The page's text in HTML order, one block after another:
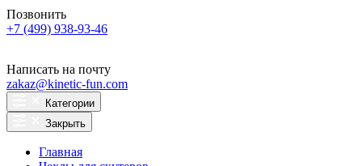
Позвонить
+7 (499) 938-93-46
Написать на почту
zakaz@kinetic-fun.com
Категории
Закрыть
Главная